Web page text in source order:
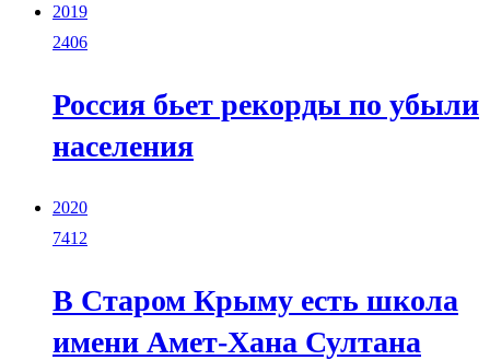
2019
2406
Россия бьет рекорды по убыли
населения
2020
7412
В Старом Крыму есть школа
имени Амет-Хана Султана